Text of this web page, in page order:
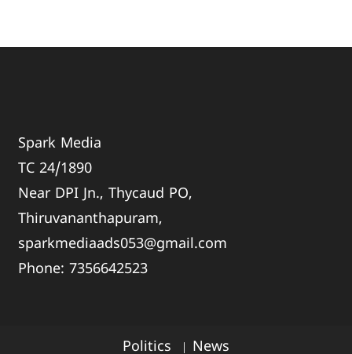
Spark Media
TC 24/1890
Near DPI Jn., Thycaud PO,
Thiruvananthapuram,
sparkmediaads053@gmail.com
Phone:7356642523
Politics News